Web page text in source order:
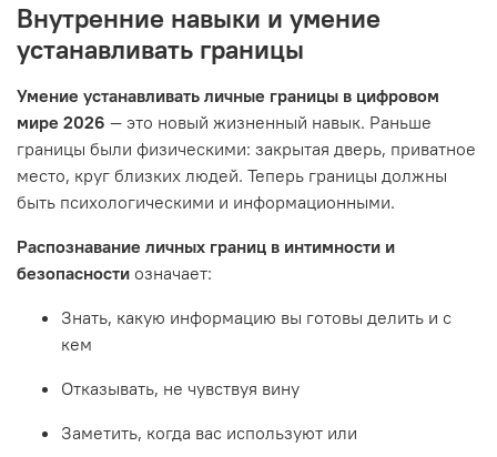
Внутренние навыки и умение
устанавливать границы
Умение устанавливать личные границы в цифровом
мире 2026 — это новый жизненный навык. Раньше
границы были физическими: закрытая дверь, приватное
место, круг близких людей. Теперь границы должны
быть психологическими и информационными.
Распознавание личных границ в интимности и
безопасности означает:
Знать, какую информацию вы готовы делить и с
кем
Отказывать, не чувствуя вину
Заметить, когда вас используют или